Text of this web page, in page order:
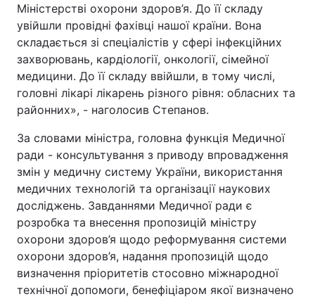
Послуги
Тема оформлення
Міністерстві охорони здоров’я. До її складу
увійшли провідні фахівці нашої країни. Вона
складається зі спеціалістів у сфері інфекційних
захворювань, кардіології, онкології, сімейної
медицини. До її складу ввійшли, в тому числі,
головні лікарі лікарень різного рівня: обласних та
районних», - наголосив Степанов.
За словами міністра, головна функція Медичної
ради - консультування з приводу впровадження
змін у медичну систему України, використання
медичних технологій та організації наукових
досліджень. Завданнями Медичної ради є
розробка та внесення пропозицій міністру
охорони здоров’я щодо реформування системи
охорони здоров’я, надання пропозицій щодо
визначення пріоритетів стосовно міжнародної
технічної допомоги, бенефіціаром якої визначено